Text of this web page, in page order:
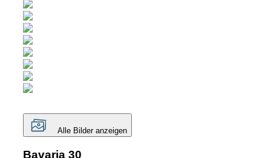
Alle Bilder anzeigen
Bavaria 30